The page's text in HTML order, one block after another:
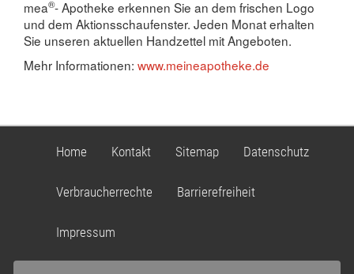
mea®- Apotheke erkennen Sie an dem frischen Logo
und dem Aktionsschaufenster. Jeden Monat erhalten
Sie unseren aktuellen Handzettel mit Angeboten.
Mehr Informationen: www.meineapotheke.de
Home Kontakt Sitemap Datenschutz
Verbraucherrechte Barrierefreiheit
Impressum